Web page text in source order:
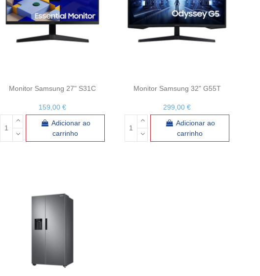
Monitor Samsung 27" S31C
159,00 €
Adicionar ao
carrinho
Monitor Samsung 32" G55T
299,00 €
Adicionar ao
carrinho